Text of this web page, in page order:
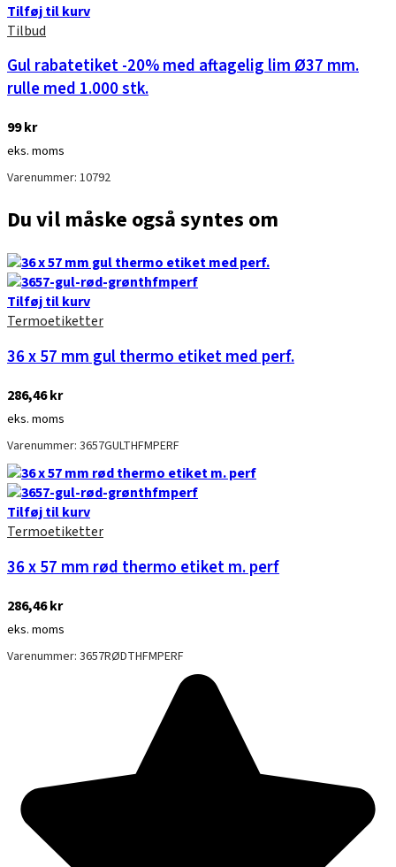
Tilføj til kurv
Tilbud
Gul rabatetiket -20% med aftagelig lim Ø37 mm.
rulle med 1.000 stk.
99kr
eks. moms
Varenummer: 10792
Du vil måske også syntes om
Tilføj til kurv
Termoetiketter
36 x 57 mm gul thermo etiket med perf.
286,46kr
eks. moms
Varenummer: 3657GULTHFMPERF
Tilføj til kurv
Termoetiketter
36 x 57 mm rød thermo etiket m. perf
286,46kr
eks. moms
Varenummer: 3657RØDTHFMPERF